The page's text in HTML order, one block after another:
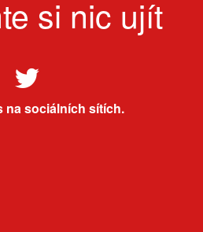
si nic ujít
na sociálních sítích.